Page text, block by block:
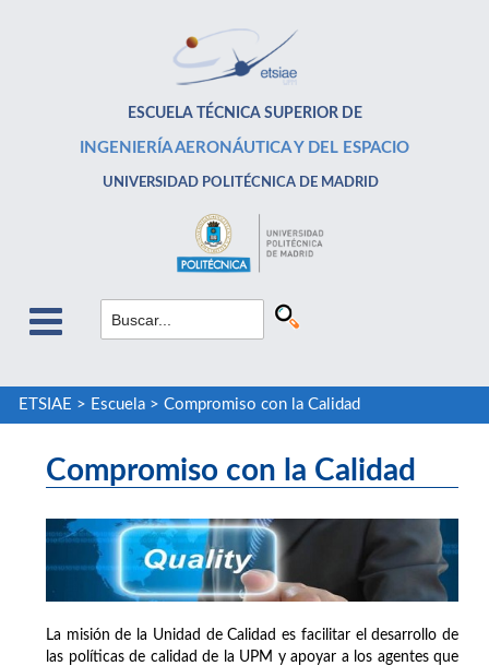
ESCUELA TÉCNICA SUPERIOR DE
INGENIERÍA AERONÁUTICA Y DEL ESPACIO
UNIVERSIDAD POLITÉCNICA DE MADRID
ETSIAE > Escuela> Compromiso con la Calidad
Compromiso con la Calidad
La misión de la Unidad de Calidad es facilitar el desarrollo de
las políticas de calidad de la UPM y apoyar a los agentes que